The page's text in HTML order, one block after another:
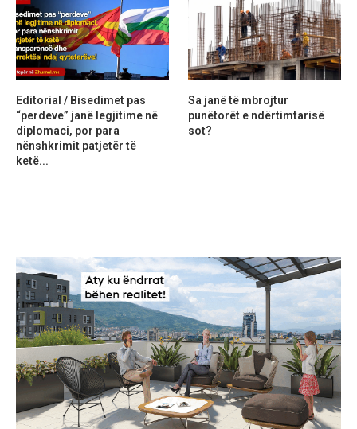
Editorial / Bisedimet pas
“perdeve” janë legjitime në
diplomaci, por para
nënshkrimit patjetër të
ketë...
Sa janë të mbrojtur
punëtorët e ndërtimtarisë
sot?